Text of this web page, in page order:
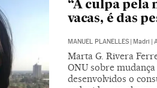
“A culpa pela
vacas, é das
MANUEL PLANELLES Madri
Marta G. Rivera
ONU sobre
desenvolvidos o